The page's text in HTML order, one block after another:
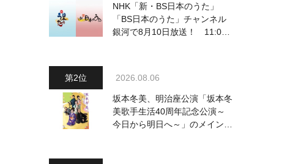
NHK「新・BS日本のうた」
「BS日本のうた」チャンネル
銀河で8月10日放送！ 11:00
出演者・曲目情報
2026.08.06
坂本冬美、明治座公演「坂本冬
美歌手生活40周年記念公演～
今日から明日へ～」のメインビ